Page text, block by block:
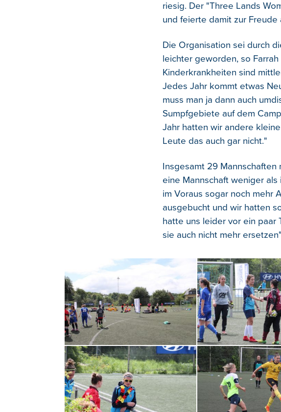
riesig. Der "Three Lands
und feierte damit zur
Die Organisation sei durch
leichter geworden, so
Kinderkrankheiten sind
Jedes Jahr kommt etwas
muss man ja dann auch
Sumpfgebiete auf dem
Jahr hatten wir andere
Leute das auch gar nicht."
Insgesamt 29 Mannschaften
eine Mannschaft weniger
im Voraus sogar noch mehr
ausgebucht und wir hatten
hatte uns leider vor ein paar
sie auch nicht mehr